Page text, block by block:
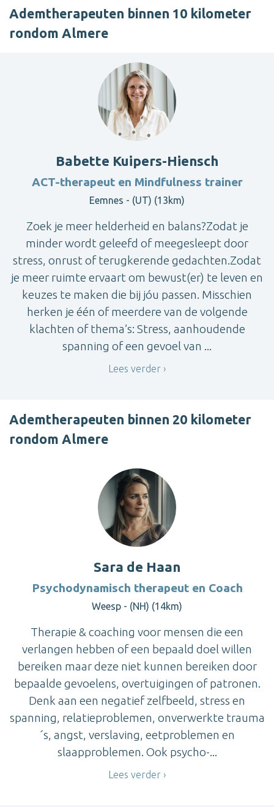
Ademtherapeuten binnen 10 kilometer
rondom Almere
Babette Kuipers-Hiensch
ACT-therapeut en Mindfulness trainer
Eemnes - (UT) (13km)
Zoek je meer helderheid en balans?Zodat je
minder wordt geleefd of meegesleept door
stress, onrust of terugkerende gedachten.Zodat
je meer ruimte ervaart om bewust(er) te leven en
keuzes te maken die bij jóu passen. Misschien
herken je één of meerdere van de volgende
klachten of thema’s: Stress, aanhoudende
spanning of een gevoel van ...
Lees verder
Ademtherapeuten binnen 20 kilometer
rondom Almere
Sara de Haan
Psychodynamisch therapeut en Coach
Weesp - (NH) (14km)
Therapie & coaching voor mensen die een
verlangen hebben of een bepaald doel willen
bereiken maar deze niet kunnen bereiken door
bepaalde gevoelens, overtuigingen of patronen.
Denk aan een negatief zelfbeeld, stress en
spanning, relatieproblemen, onverwerkte trauma
´s, angst, verslaving, eetproblemen en
slaapproblemen. Ook psycho-...
Lees verder